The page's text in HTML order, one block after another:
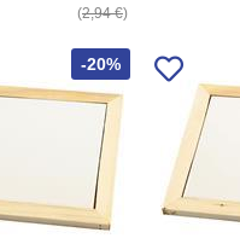
2,94 €
-20%